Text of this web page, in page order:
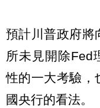
預計川普政府將
所未見開除Fed
性的一大考驗，
國央行的看法。